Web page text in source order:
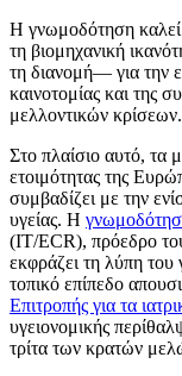
Η γνωμοδότηση καλεί
τη βιομηχανική
τη διανομή— για την
καινοτομίας και της
μελλοντικών κρίσεων.
Στο πλαίσιο αυτό, τα
ετοιμότητας της
συμβαδίζει με την
υγείας. Η
(IT/ECR), πρόεδρο
εκφράζει τη λύπη του
τοπικό επίπεδο
Επιτροπής για τα
υγειονομικής
τρίτα των κρατών